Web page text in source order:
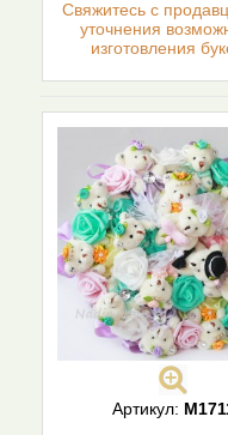
Cвяжитесь с
уточнения
изготовления
Артикул: